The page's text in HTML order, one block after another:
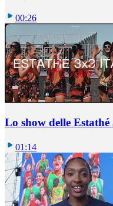
00:26
Lo show delle
01:14